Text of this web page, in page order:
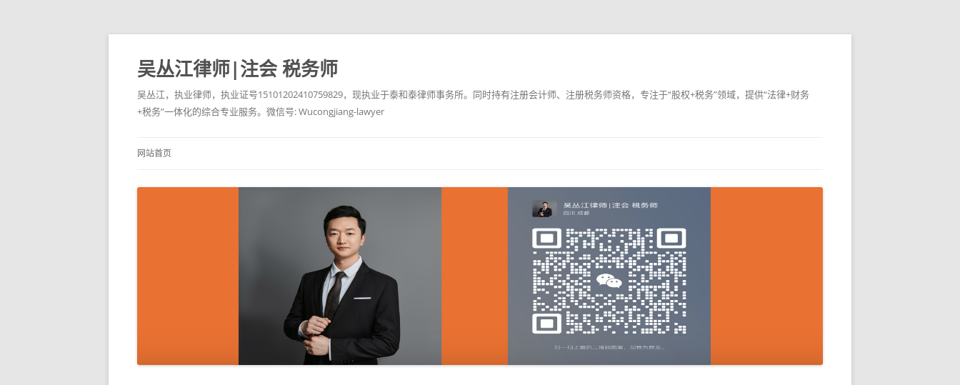
吴丛江律师|注会 税务师
吴丛江，执业律师，执业证号15101202410759829，现执业于泰和泰律师事务所。同时持有注册会计师、注册税务师资格，专注于“股权+税务”领域，提供“法律+财务
+税务”一体化的综合专业服务。微信号: Wucongjiang-lawyer
网站首页